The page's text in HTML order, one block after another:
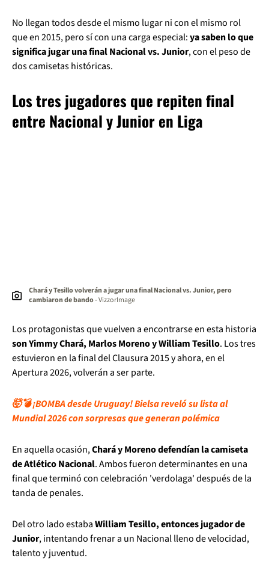
No llegan todos desde el mismo lugar ni con el mismo rol
que en 2015, pero sí con una carga especial:ya saben lo que
significa jugar una final Nacional vs. Junior, con el peso de
dos camisetas históricas.
Los tres jugadores que repiten final
entre Nacional y Junior en Liga
Chará y Tesillo volverán a jugar una final Nacional vs. Junior, pero
cambiaron de bando- VizzorImage
Los protagonistas que vuelven a encontrarse en esta historia
son Yimmy Chará, Marlos Moreno y William Tesillo. Los tres
estuvieron en la final del Clausura 2015 y ahora, en el
Apertura 2026, volverán a ser parte.
🤯💣 ¡BOMBA desde Uruguay! Bielsa reveló su lista al
Mundial 2026 con sorpresas que generan polémica
En aquella ocasión,Chará y Moreno defendían la camiseta
de Atlético Nacional. Ambos fueron determinantes en una
final que terminó con celebración 'verdolaga' después de la
tanda de penales.
Del otro lado estabaWilliam Tesillo, entonces jugador de
Junior, intentando frenar a un Nacional lleno de velocidad,
talento y juventud.